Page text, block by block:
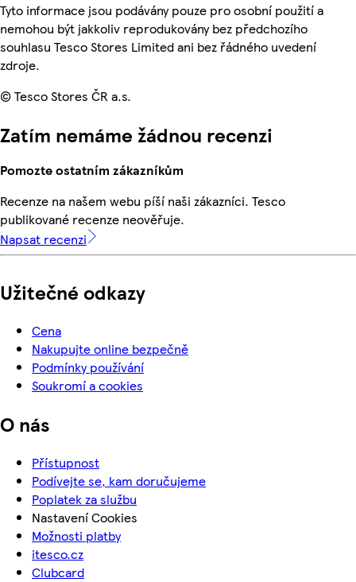
Tyto informace jsou podávány pouze pro osobní použití a
nemohou být jakkoliv reprodukovány bez předchozího
souhlasu Tesco Stores Limited ani bez řádného uvedení
zdroje.
© Tesco Stores ČR a.s.
Zatím nemáme žádnou recenzi
Pomozte ostatním zákazníkům
Recenze na našem webu píší naši zákazníci. Tesco
publikované recenze neověřuje.
Napsat recenzi
Užitečné odkazy
Cena
Nakupujte online bezpečně
Podmínky používání
Soukromí a cookies
O nás
Přístupnost
Podívejte se, kam doručujeme
Poplatek za službu
Nastavení Cookies
Možnosti platby
itesco.cz
Clubcard